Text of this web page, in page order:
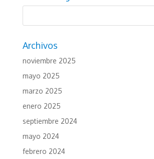
Archivos
noviembre 2025
mayo 2025
marzo 2025
enero 2025
septiembre 2024
mayo 2024
febrero 2024